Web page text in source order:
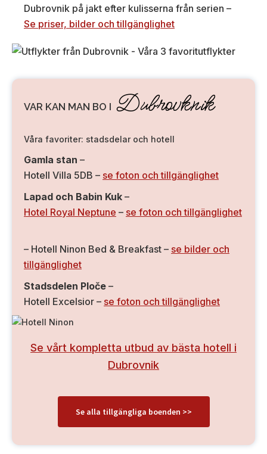
Dubrovnik på jakt efter kulisserna från serien –
Se priser, bilder och tillgänglighet
VAR KAN MAN BO I Dubrovknik
Våra favoriter: stadsdelar och hotell
Gamla stan –
Hotell Villa 5DB – se foton och tillgänglighet
Lapad och Babin Kuk –
Hotel Royal Neptune – se foton och tillgänglighet
– Hotell Ninon Bed & Breakfast – se bilder och
tillgänglighet
Stadsdelen Ploče –
Hotell Excelsior – se foton och tillgänglighet
Se vårt kompletta utbud av bästa hotell i
Dubrovnik
Se alla tillgängliga boenden >>